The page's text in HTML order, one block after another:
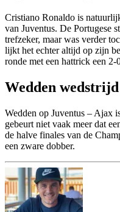
Cristiano Ronaldo is
van Juventus. De Portugese
trefzeker, maar was verder
lijkt het echter altijd op zijn
ronde met een hattrick een
Wedden
Wedden op Juventus – Ajax
gebeurt niet vaak meer dat
de halve finales van de
een zware dobber.